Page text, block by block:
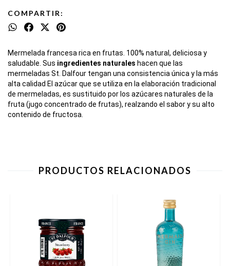
COMPARTIR:
Mermelada francesa rica en frutas. 100% natural, deliciosa y
saludable. Sus ingredientes naturales hacen que las
mermeladas St. Dalfour tengan una consistencia única y la más
alta calidad El azúcar que se utiliza en la elaboración tradicional
de mermeladas, es sustituido por los azúcares naturales de la
fruta (jugo concentrado de frutas), realzando el sabor y su alto
contenido de fructosa.
PRODUCTOS RELACIONADOS